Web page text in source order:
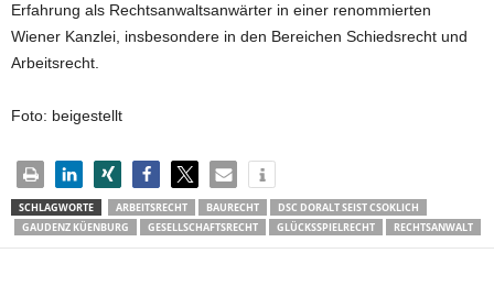
Erfahrung als Rechtsanwaltsanwärter in einer renommierten
Wiener Kanzlei, insbesondere in den Bereichen Schiedsrecht und
Arbeitsrecht.
Foto: beigestellt
SCHLAGWORTE ARBEITSRECHT BAURECHT
DSC DORALT SEIST CSOKLICH
GAUDENZ KÜENBURG
GESELLSCHAFTSRECHT GLÜCKSSPIELRECHT RECHTSANWALT